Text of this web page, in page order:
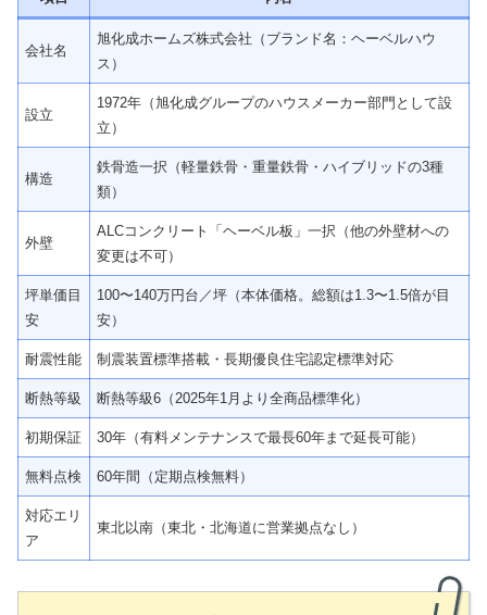
会社名
旭化成ホームズ株式会社（ブランド名：ヘーベルハウ
ス）
設立
1972年（旭化成グループのハウスメーカー部門として設
立）
構造
鉄骨造一択（軽量鉄骨・重量鉄骨・ハイブリッドの3種
類）
外壁
ALCコンクリート「ヘーベル板」一択（他の外壁材への
変更は不可）
坪単価目
安
100〜140万円台／坪（本体価格。総額は1.3〜1.5倍が目
安）
耐震性能 制震装置標準搭載・長期優良住宅認定標準対応
断熱等級 断熱等級6（2025年1月より全商品標準化）
初期保証 30年（有料メンテナンスで最長60年まで延長可能）
無料点検 60年間（定期点検無料）
対応エリ
ア
東北以南（東北・北海道に営業拠点なし）